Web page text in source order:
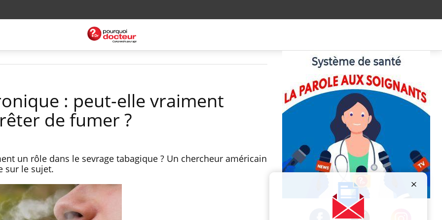
: peut-elle vraiment
de fumer ?
un rôle dans le sevrage tabagique ? Un chercheur américain
sur le sujet.